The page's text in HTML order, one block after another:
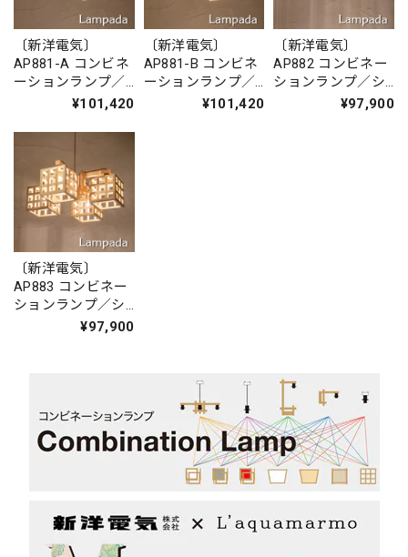
〔新洋電気〕
AP881-A コンビネ
ーションランプ／
シャンデリア
トフォール
¥101,420
〔新洋電気〕
AP881-B コンビネ
ーションランプ／
シャンデリア
¥101,420
〔新洋電気〕
AP882 コンビネー
ションランプ／シ
ャンデリア 冊
¥97,900
〔新洋電気〕
AP883 コンビネー
ションランプ／シ
ャンデリア 格
¥97,900